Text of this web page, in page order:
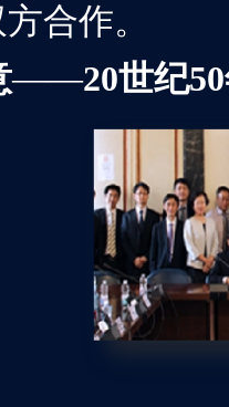
合作。
——20世纪50